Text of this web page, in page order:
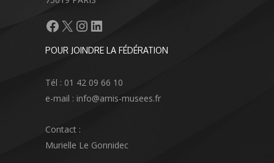
Facebook
X Instagram
LinkedIn
POUR JOINDRE LA FÉDÉRATION
Tél : 01 42 09 66 10
e-mail : info@amis-musees.fr
Contact :
Murielle Le Gonnidec